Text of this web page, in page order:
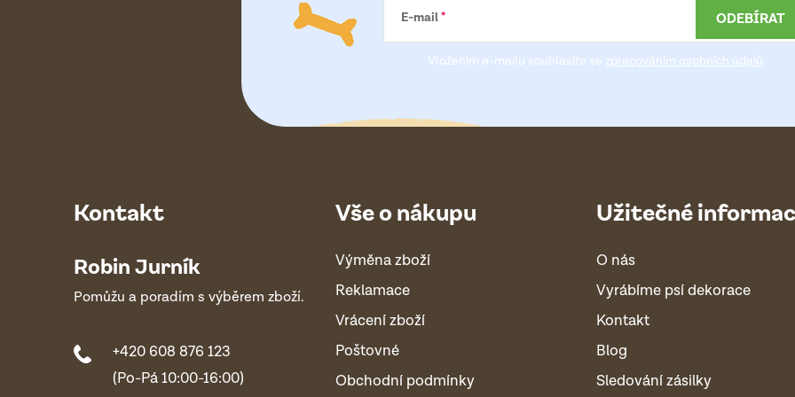
E-mail
Vložením e-mailu souhlasíte se zpracováním osobních údajů.
ODEBÍRAT
Kontakt
Robin Jurník
Pomůžu a poradím s výběrem zboží.
+420 608 876 123
(Po-Pá 10:00-16:00)
Vše o nákupu
Výměna zboží
Reklamace
Vrácení zboží
Poštovné
Obchodní podmínky
Užitečné
O nás
Vyrábíme psí dekorace
Kontakt
Blog
Sledování zásilky